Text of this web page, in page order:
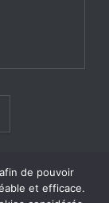
de pouvoir
et efficace.